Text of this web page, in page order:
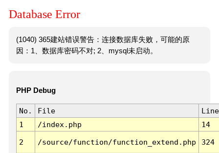
Database Error
(1040) 365建站错误警告：连接数据库失败，可能的原
因：1、数据库密码不对; 2、mysql未启动。
PHP Debug
No. File
Line
1
/index.php 14
2 /source/function/function_extend.php 324